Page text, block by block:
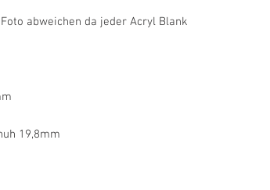
abweichen da jeder Acryl Blank
19,8mm